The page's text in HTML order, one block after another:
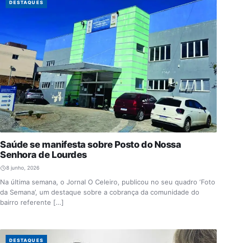
DESTAQUES
Saúde se manifesta sobre Posto do Nossa
Senhora de Lourdes
8 junho, 2026
Na última semana, o Jornal O Celeiro, publicou no seu quadro ‘Foto
da Semana’, um destaque sobre a cobrança da comunidade do
bairro referente […]
DESTAQUES